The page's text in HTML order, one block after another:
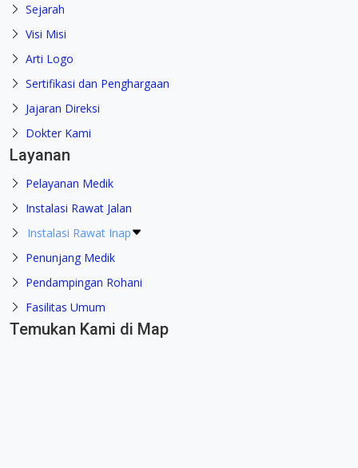
Sejarah
Visi Misi
Arti Logo
Sertifikasi dan Penghargaan
Jajaran Direksi
Dokter Kami
Layanan
Pelayanan Medik
Instalasi Rawat Jalan
Instalasi Rawat Inap
Penunjang Medik
Pendampingan Rohani
Fasilitas Umum
Temukan Kami di Map